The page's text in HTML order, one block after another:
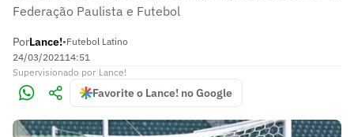
Federação Paulista e Futebol
PorLance!•Futebol Latino
24/03/202114:51
Supervisionado por Lance!
Favorite o Lance! no Google